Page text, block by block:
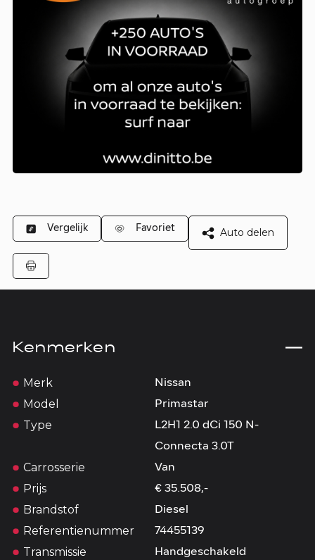
Vergelijk Favoriet Auto delen
Kenmerken
Merk Nissan
Model Primastar
Type
L2H1 2.0 dCi 150 N-
Connecta 3.0T
Carrosserie Van
Prijs € 35.508,-
Brandstof Diesel
Referentienummer 74455139
Transmissie Handgeschakeld